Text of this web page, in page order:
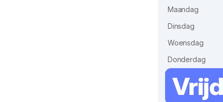
Maandag
Dinsdag
Woensdag
Donderdag